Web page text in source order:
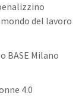
del lavoro
BASE Milano
4.0